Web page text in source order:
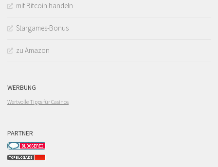
mit Bitcoin handeln
Stargames-Bonus
zu Amazon
WERBUNG
Wertvolle Tipps für Casinos
PARTNER